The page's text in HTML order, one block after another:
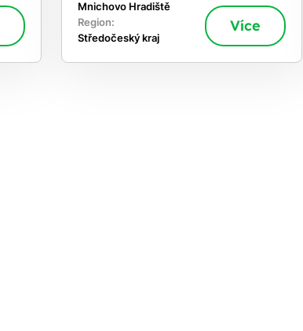
Mnichovo Hradiště
Region:
Středočeský kraj
Více